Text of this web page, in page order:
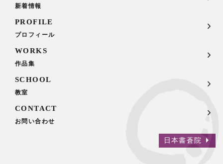
新着情報
PROFILE
プロフィール
WORKS
作品集
SCHOOL
教室
CONTACT
お問い合わせ
日本書蒼院